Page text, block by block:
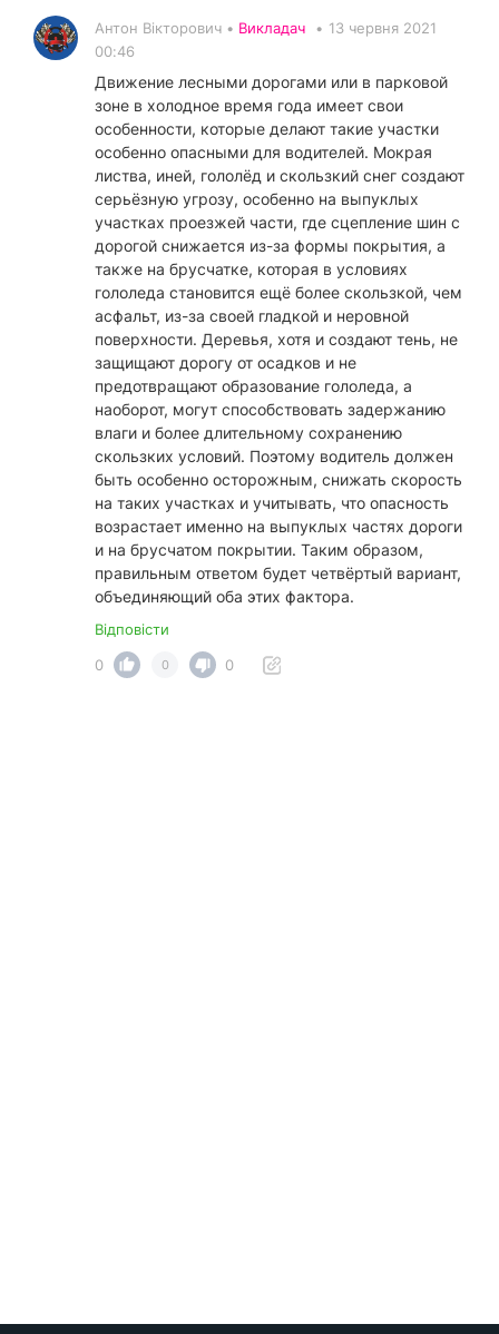
Антон Вікторович • Викладач • 13 червня 2021
00:46
Движение лесными дорогами или в парковой
зоне в холодное время года имеет свои
особенности, которые делают такие участки
особенно опасными для водителей. Мокрая
листва, иней, гололёд и скользкий снег создают
серьёзную угрозу, особенно на выпуклых
участках проезжей части, где сцепление шин с
дорогой снижается из-за формы покрытия, а
также на брусчатке, которая в условиях
гололеда становится ещё более скользкой, чем
асфальт, из-за своей гладкой и неровной
поверхности. Деревья, хотя и создают тень, не
защищают дорогу от осадков и не
предотвращают образование гололеда, а
наоборот, могут способствовать задержанию
влаги и более длительному сохранению
скользких условий. Поэтому водитель должен
быть особенно осторожным, снижать скорость
на таких участках и учитывать, что опасность
возрастает именно на выпуклых частях дороги
и на брусчатом покрытии. Таким образом,
правильным ответом будет четвёртый вариант,
объединяющий оба этих фактора.
Відповісти
0
0 0